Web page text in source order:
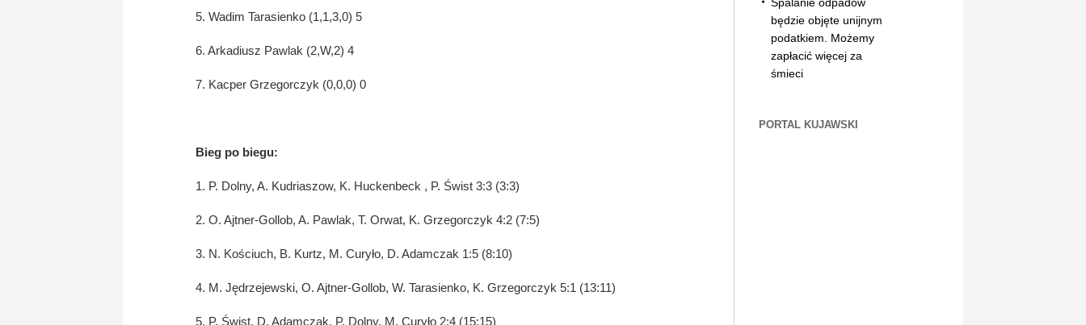
5. Wadim Tarasienko (1,1,3,0) 5
6. Arkadiusz Pawlak (2,W,2) 4
7. Kacper Grzegorczyk (0,0,0) 0
Bieg po biegu:
1. P. Dolny, A. Kudriaszow, K. Huckenbeck , P. Świst 3:3 (3:3)
2. O. Ajtner-Gollob, A. Pawlak, T. Orwat, K. Grzegorczyk 4:2 (7:5)
3. N. Kościuch, B. Kurtz, M. Curyło, D. Adamczak 1:5 (8:10)
4. M. Jędrzejewski, O. Ajtner-Gollob, W. Tarasienko, K. Grzegorczyk 5:1 (13:11)
5. P. Świst, D. Adamczak, P. Dolny, M. Curyło 2:4 (15:15)
będzie objęte unijnym
podatkiem. Możemy
zapłacić więcej za
śmieci
PORTAL KUJAWSKI